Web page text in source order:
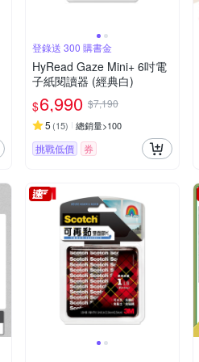
登錄送 300 購書金
HyRead Gaze Mini+ 6吋電
子紙閱讀器 (經典白)
$6,990 $7,190
5 (15) 總銷量>100
挑戰低價 券